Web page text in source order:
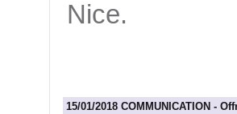
Nice.
15/01/2018 COMMUNICATION -